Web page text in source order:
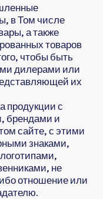
в Том числе
а также
товаров
чтобы быть
дилерами или
их
продукции с
брендами и
сайте, с этими
знаками,
не
отношение или